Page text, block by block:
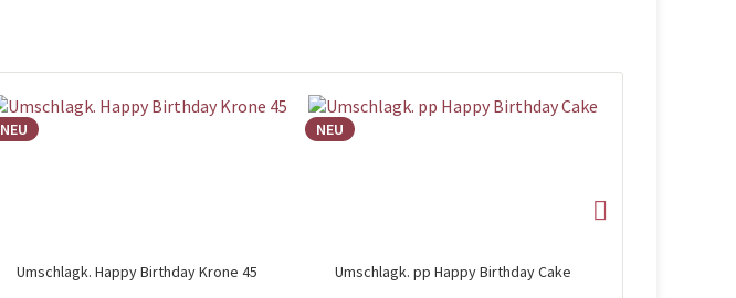
NEU
Umschlagk. Happy Birthday Krone 45
NEU
Umschlagk. pp Happy Birthday Cake